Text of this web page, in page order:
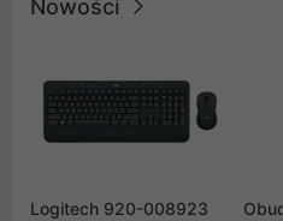
Nowości
Logitech 920-008923